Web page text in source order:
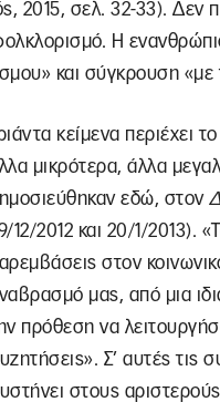
2015, σελ. 32-33). Δεν
Η
και σύγκρουση «με
κείμενα περιέχει
μικρότερα, άλλα
εδώ, στον
12/2012 και 20/1/2013).
στον
μας, από μια
πρόθεση να
Σ’ αυτές τις
στους